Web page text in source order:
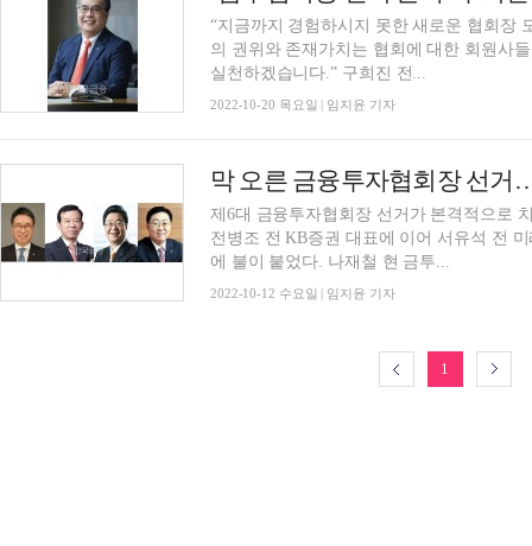
“지금까지 경험하시지 못한 새로운 협회장
의 권위와 존재가치는 협회에 대한 회원사
실천하겠습니다.” 구희진 전...
2022-10-20 목요일 | 임지윤 기자
제6대 금융투자협회장 선거가 본격적으로
전병조 전 KB증권 대표에 이어 서유석 전
에 불이 붙었다. 나재철 현 금투...
2022-10-12 수요일 | 임지윤 기자
1